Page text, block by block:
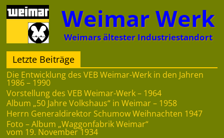
Zum
Inhalt
springen
Weimar Werk
Weimars ältester Industriestandort
Letzte Beiträge
Die Entwicklung des VEB Weimar-Werk in den Jahren
1986 – 1990
Vorstellung des VEB Weimar-Werk – 1964
Album „50 Jahre Volkshaus“ in Weimar – 1958
Herrn Generaldirektor Schumow Weihnachten 1947
Foto – Album „Waggonfabrik Weimar“
vom 19. November 1934